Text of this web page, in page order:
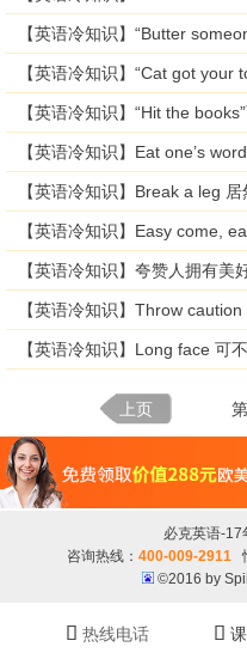
【英语冷知识】“Butter
【英语冷知识】“Cat got your
【英语冷知识】“Hit the books”
【英语冷知识】Eat one’s
【英语冷知识】Break a leg 居
【英语冷知识】Easy come,
【英语冷知识】夸赞人拥有美
【英语冷知识】Throw
【英语冷知识】Long face 可
上页 第
必克英语-17
咨询热线：400-009-2911
©2016 by
 热线电话 